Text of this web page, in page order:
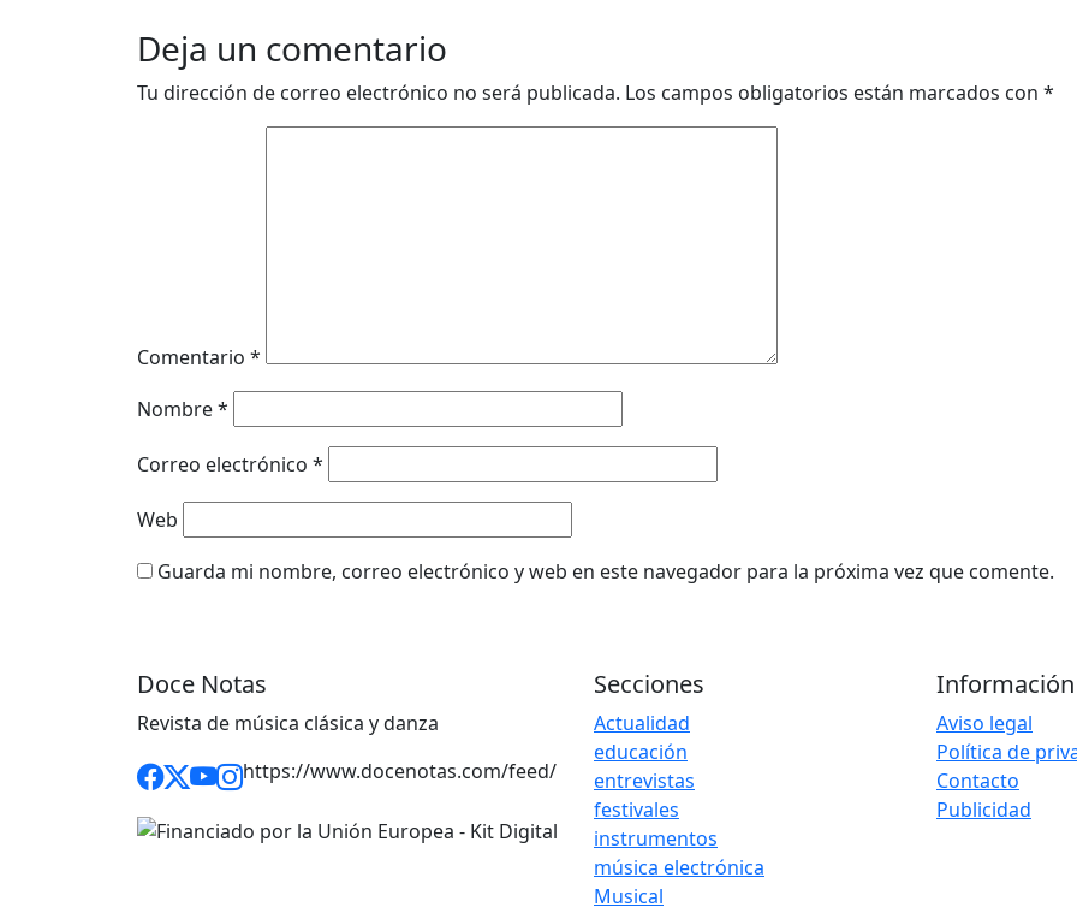
Deja un comentario
Tu dirección de correo electrónico no será publicada. Los campos obligatorios están marcados con *
Comentario *
Nombre*
Correo electrónico *
Web
Guarda mi nombre, correo electrónico y web en este navegador para la próxima vez que comente.
Doce Notas
Revista de música clásica y danza
https://www.docenotas.com/feed/
Secciones
Actualidad
educación
entrevistas
festivales
instrumentos
música electrónica
Musical
Información
Aviso legal
Política de
Contacto
Publicidad